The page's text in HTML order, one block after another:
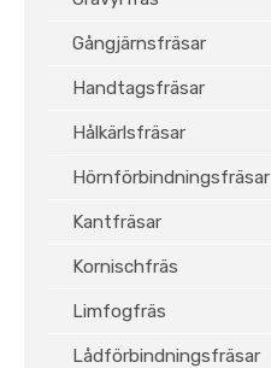
Gångjärnsfräsar
Handtagsfräsar
Hålkärlsfräsar
Hörnförbindningsfräsar
Kantfräsar
Kornischfräs
Limfogfräs
Lådförbindningsfräsar